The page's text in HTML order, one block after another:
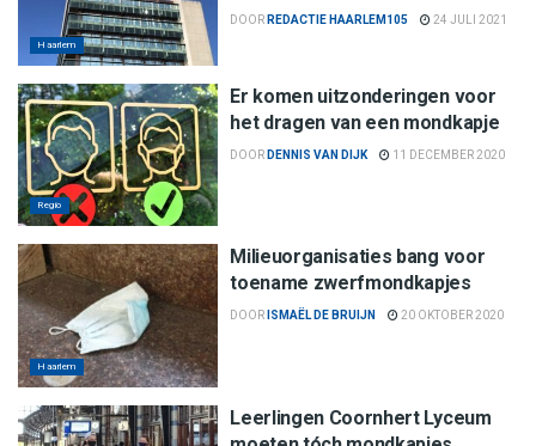
Haarlem
DOOR REDACTIE HAARLEM105 24 JULI 2021
Regio
Er komen uitzonderingen voor
het dragen van een mondkapje
DOOR DENNIS VAN DIJK 11 DECEMBER 2020
Haarlem
Milieuorganisaties bang voor
toename zwerfmondkapjes
DOOR ISMAËL DE BRUIJN 20 OKTOBER 2020
Leerlingen Coornhert Lyceum